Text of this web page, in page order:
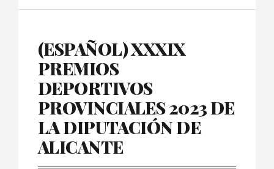
(ESPAÑOL) XXXIX
PREMIOS
DEPORTIVOS
PROVINCIALES 2023 DE
LA DIPUTACIÓN DE
ALICANTE